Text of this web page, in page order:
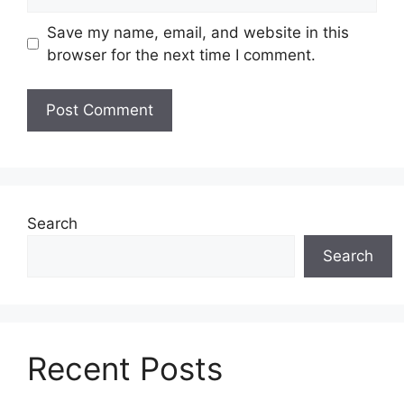
Save my name, email, and website in this
browser for the next time I comment.
Search
Search
Recent Posts